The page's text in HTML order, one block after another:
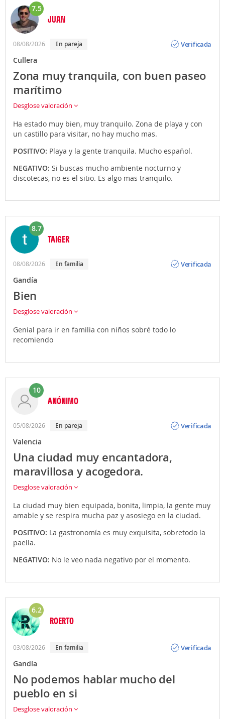
7.5
JUAN
08/08/2026 En pareja
Verificada
Cullera
Zona muy tranquila, con buen paseo
marítimo
Desglose valoración
Ha estado muy bien, muy tranquilo. Zona de playa y con
un castillo para visitar, no hay mucho mas.
POSITIVO: Playa y la gente tranquila. Mucho español.
NEGATIVO: Si buscas mucho ambiente nocturno y
discotecas, no es el sitio. Es algo mas tranquilo.
8.7
TAIGER
08/08/2026 En familia
Verificada
Gandía
Bien
Desglose valoración
Genial para ir en familia con niños sobré todo lo
recomiendo
10
ANÓNIMO
05/08/2026 En pareja
Verificada
Valencia
Una ciudad muy encantadora,
maravillosa y acogedora.
Desglose valoración
La ciudad muy bien equipada, bonita, limpia, la gente muy
amable y se respira mucha paz y asosiego en la ciudad.
POSITIVO: La gastronomía es muy exquisita, sobretodo la
paella.
NEGATIVO: No le veo nada negativo por el momento.
6.2
ROERTO
03/08/2026 En familia
Verificada
Gandía
No podemos hablar mucho del
pueblo en si
Desglose valoración